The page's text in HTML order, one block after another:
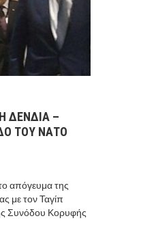
ΔΕΝΔΙΑ –
ΤΟΥ ΝΑΤΟ
απόγευμα της
με τον Ταγίπ
Συνόδου Κορυφής